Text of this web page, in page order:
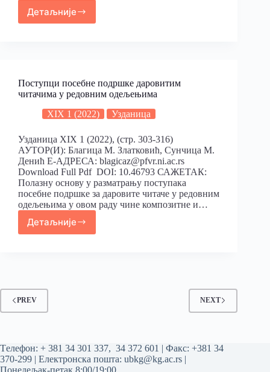
Детаљније
Поступци посебне подршке даровитим
читачима у редовним одељењима
XIX 1 (2022)
Узданица
Узданица XIX 1 (2022), (стр. 303-316)
АУТОР(И): Благица М. Златковић, Сунчица М.
Денић Е-АДРЕСА: blagicaz@pfvr.ni.ac.rs
Download Full Pdf DOI: 10.46793 САЖЕТАК:
Полазну основу у разматрању поступака
посебне подршке за даровите читаче у редовним
одељењима у овом раду чине композитне и…
Детаљније
PREV NEXT
Tелефон: + 381 34 301 337, 34 372 601 | Факс: +381 34
370-299 | Електронска пошта: ubkg@kg.ac.rs |
Понедељак-петак 8:00/19:00